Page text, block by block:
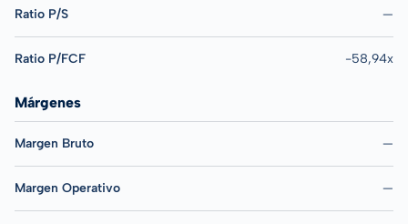
Ratio P/S —
Ratio P/FCF -58,94x
Márgenes
Margen Bruto —
Margen Operativo —